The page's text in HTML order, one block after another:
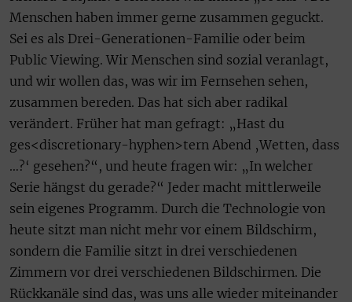
Menschen haben immer gerne zusammen geguckt.
Sei es als Drei-Generationen-Familie oder beim
Public Viewing. Wir Menschen sind sozial veranlagt,
und wir wollen das, was wir im Fernsehen sehen,
zusammen bereden. Das hat sich aber radikal
verändert. Früher hat man gefragt: „Hast du
ges<discretionary-hyphen>tern Abend ‚Wetten, dass
…?‘ gesehen?“, und heute fragen wir: „In welcher
Serie hängst du gerade?“ Jeder macht mittlerweile
sein eigenes Programm. Durch die Technologie von
heute sitzt man nicht mehr vor einem Bildschirm,
sondern die Familie sitzt in drei verschiedenen
Zimmern vor drei verschiedenen Bildschirmen. Die
Rückkanäle sind das, was uns alle wieder miteinander